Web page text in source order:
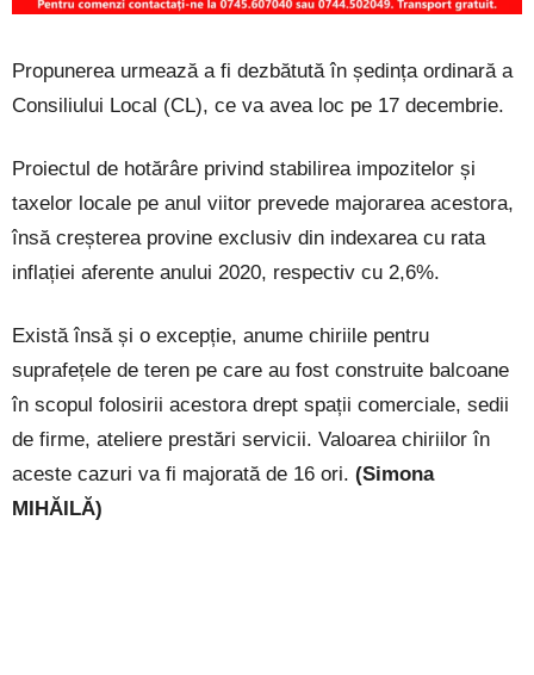
Propunerea urmează a fi dezbătută în ședința ordinară a
Consiliului Local (CL), ce va avea loc pe 17 decembrie.
Proiectul de hotărâre privind stabilirea impozitelor și
taxelor locale pe anul viitor prevede majorarea acestora,
însă creșterea provine exclusiv din indexarea cu rata
inflației aferente anului 2020, respectiv cu 2,6%.
Există însă și o excepție, anume chiriile pentru
suprafețele de teren pe care au fost construite balcoane
în scopul folosirii acestora drept spații comerciale, sedii
de firme, ateliere prestări servicii. Valoarea chiriilor în
aceste cazuri va fi majorată de 16 ori. (Simona
MIHĂILĂ)